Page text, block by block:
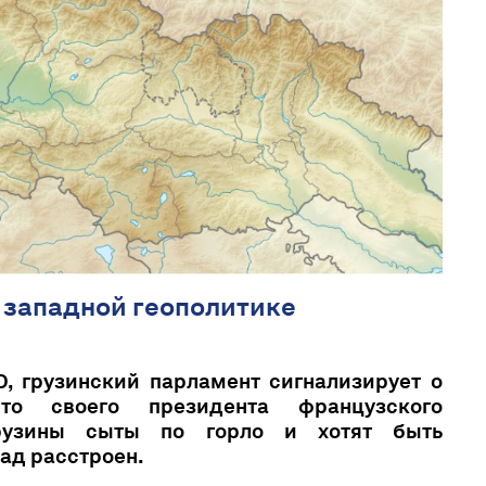
геополитике
грузинский парламент сигнализирует о
своего президента французского
сыты по горло и хотят быть
расстроен.